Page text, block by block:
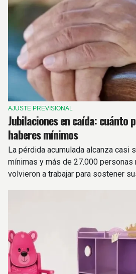
AJUSTE PREVISIONAL
Jubilaciones en caída: cuánto
haberes mínimos
La pérdida acumulada alcanza casi
mínimas y más de 27.000 personas
volvieron a trabajar para sostener